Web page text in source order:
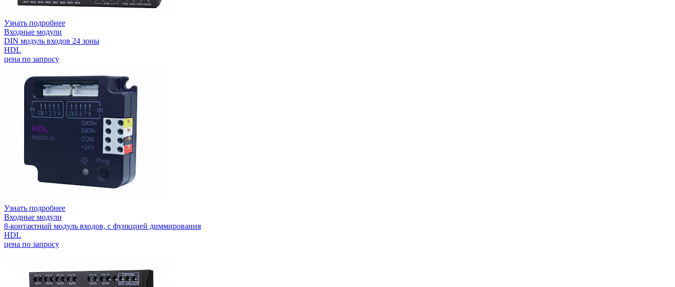
Узнать подробнее
Входные модули
DIN модуль входов 24 зоны
HDL
цена по запросу
Узнать подробнее
Входные модули
8-контактный модуль входов, с функцией диммирования
HDL
цена по запросу